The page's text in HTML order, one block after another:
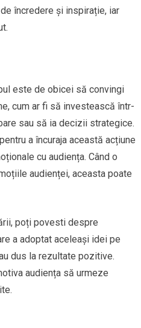
încredere și inspirație, iar
este de obicei să convingi
cum ar fi să investească într-
sau să ia decizii strategice.
a încuraja această acțiune
cu audiența. Când o
audienței, aceasta poate
poți povesti despre
a adoptat aceleași idei pe
dus la rezultate pozitive.
audiența să urmeze